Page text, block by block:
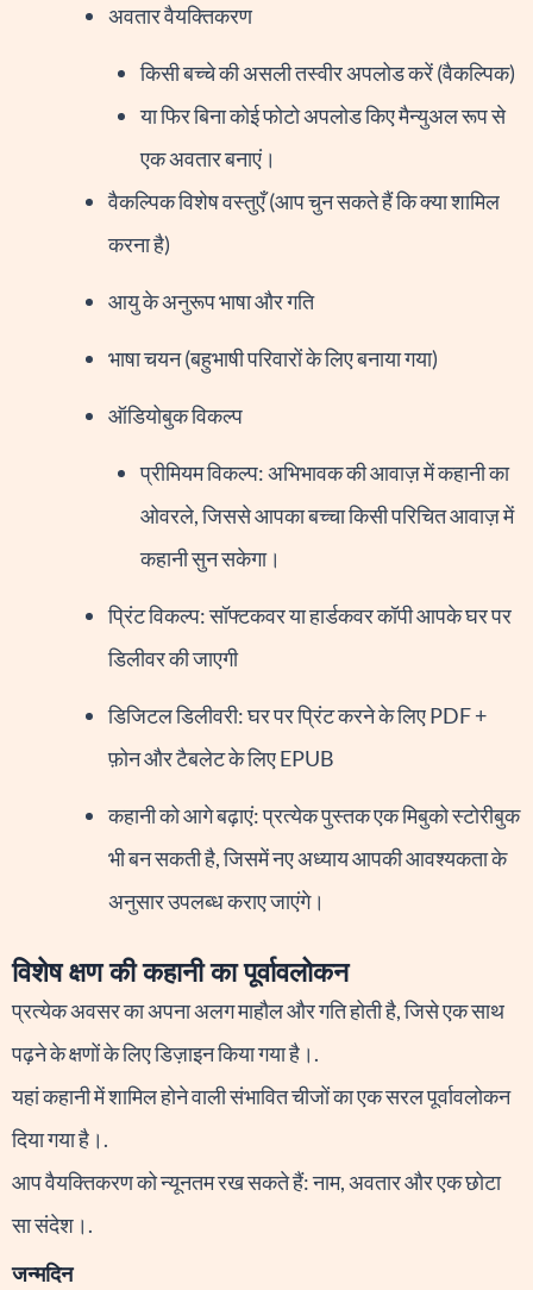
अवतार वैयक्तिकरण
किसी बच्चे की असली तस्वीर अपलोड करें (वैकल्पिक)
या फिर बिना कोई फोटो अपलोड किए मैन्युअल रूप से
एक अवतार बनाएं।
वैकल्पिक विशेष वस्तुएँ (आप चुन सकते हैं कि क्या शामिल
करना है)
आयु के अनुरूप भाषा और गति
भाषा चयन (बहुभाषी परिवारों के लिए बनाया गया)
ऑडियोबुक विकल्प
प्रीमियम विकल्प: अभिभावक की आवाज़ में कहानी का
ओवरले, जिससे आपका बच्चा किसी परिचित आवाज़ में
कहानी सुन सकेगा।
प्रिंट विकल्प: सॉफ्टकवर या हार्डकवर कॉपी आपके घर पर
डिलीवर की जाएगी
डिजिटल डिलीवरी: घर पर प्रिंट करने के लिए PDF +
फ़ोन और टैबलेट के लिए EPUB
कहानी को आगे बढ़ाएं: प्रत्येक पुस्तक एक मिबुको स्टोरीबुक
भी बन सकती है, जिसमें नए अध्याय आपकी आवश्यकता के
अनुसार उपलब्ध कराए जाएंगे।
विशेष क्षण की कहानी का पूर्वावलोकन
प्रत्येक अवसर का अपना अलग माहौल और गति होती है, जिसे एक साथ
पढ़ने के क्षणों के लिए डिज़ाइन किया गया है।.
यहां कहानी में शामिल होने वाली संभावित चीजों का एक सरल पूर्वावलोकन
दिया गया है।.
आप वैयक्तिकरण को न्यूनतम रख सकते हैं: नाम, अवतार और एक छोटा
सा संदेश।.
जन्मदिन